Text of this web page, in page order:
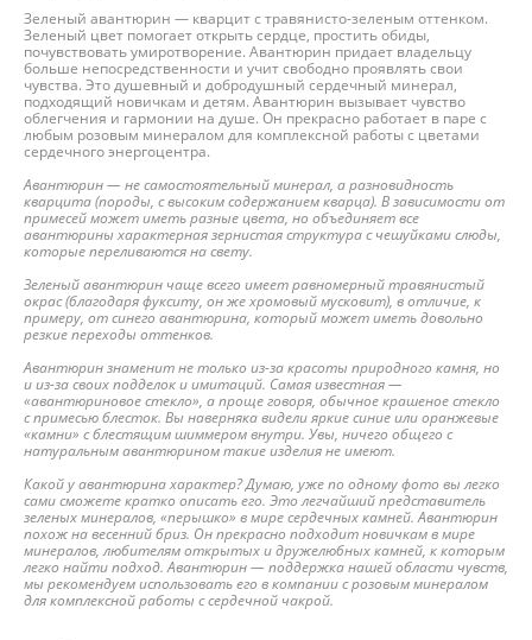
Зеленый авантюрин — кварцит с травянисто-зеленым оттенком.
Зеленый цвет помогает открыть сердце, простить обиды,
почувствовать умиротворение. Авантюрин придает владельцу
больше непосредственности и учит свободно проявлять свои
чувства. Это душевный и добродушный сердечный минерал,
подходящий новичкам и детям. Авантюрин вызывает чувство
облегчения и гармонии на душе. Он прекрасно работает в паре с
любым розовым минералом для комплексной работы с цветами
сердечного энергоцентра.
Авантюрин — не самостоятельный минерал, а разновидность
кварцита (породы, с высоким содержанием кварца). В зависимости от
примесей может иметь разные цвета, но объединяет все
авантюрины характерная зернистая структура с чешуйками слюды,
которые переливаются на свету.
Зеленый авантюрин чаще всего имеет равномерный травянистый
окрас (благодаря фукситу, он же хромовый мусковит), в отличие, к
примеру, от синего авантюрина, который может иметь довольно
резкие переходы оттенков.
Авантюрин знаменит не только из-за красоты природного камня, но
и из-за своих подделок и имитаций. Самая известная —
«авантюриновое стекло», а проще говоря, обычное крашеное стекло
с примесью блесток. Вы наверняка видели яркие синие или оранжевые
«камни» с блестящим шиммером внутри. Увы, ничего общего с
натуральным авантюрином такие изделия не имеют.
Какой у авантюрина характер? Думаю, уже по одному фото вы легко
сами сможете кратко описать его. Это легчайший представитель
зеленых минералов, «перышко» в мире сердечных камней. Авантюрин
похож на весенний бриз. Он прекрасно подходит новичкам в мире
минералов, любителям открытых и дружелюбных камней, к которым
легко найти подход. Авантюрин — поддержка нашей области чувств,
мы рекомендуем использовать его в компании с розовым минералом
для комплексной работы с сердечной чакрой.